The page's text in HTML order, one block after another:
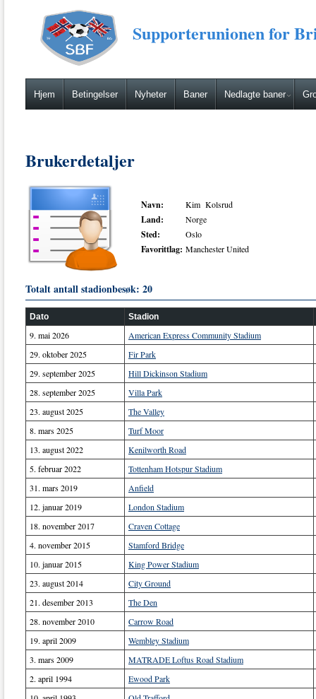
Supporterunionen for
Hjem Betingelser Nyheter Baner Nedlagte baner
Brukerdetaljer
Navn: Kim Kolsrud
Land: Norge
Sted: Oslo
Favorittlag: Manchester United
Totalt antall stadionbesøk: 20
Dato Stadion
9. mai 2026
American Express Community Stadium
29. oktober 2025
Fir Park
29. september 2025
Hill Dickinson Stadium
28. september 2025
Villa Park
23. august 2025
The Valley
8. mars 2025
Turf Moor
13. august 2022
Kenilworth Road
5. februar 2022
Tottenham Hotspur Stadium
31. mars 2019
Anfield
12. januar 2019
London Stadium
18. november 2017
Craven Cottage
4. november 2015
Stamford Bridge
10. januar 2015
King Power Stadium
23. august 2014
City Ground
21. desember 2013
The Den
28. november 2010
Carrow Road
19. april 2009
Wembley Stadium
3. mars 2009
MATRADE Loftus Road Stadium
2. april 1994
Ewood Park